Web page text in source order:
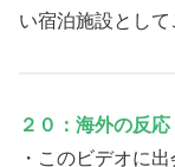
い宿泊施設として
２０：海外の反応
・このビデオに